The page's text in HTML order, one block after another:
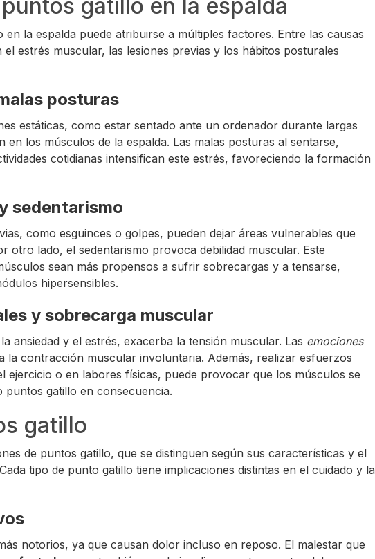
gatillo en la espalda
en la espalda puede atribuirse a múltiples factores. Entre las causas
estrés muscular, las lesiones previas y los hábitos posturales
posturas
estáticas, como estar sentado ante un ordenador durante largas
en los músculos de la espalda. Las malas posturas al sentarse,
cotidianas intensifican este estrés, favoreciendo la formación
sedentarismo
como esguinces o golpes, pueden dejar áreas vulnerables que
otro lado, el sedentarismo provoca debilidad muscular. Este
sean más propensos a sufrir sobrecargas y a tensarse,
hipersensibles.
y sobrecarga muscular
ansiedad y el estrés, exacerba la tensión muscular. Las emociones
la contracción muscular involuntaria. Además, realizar esfuerzos
ejercicio o en labores físicas, puede provocar que los músculos se
gatillo en consecuencia.
gatillo
de puntos gatillo, que se distinguen según sus características y el
tipo de punto gatillo tiene implicaciones distintas en el cuidado y la
notorios, ya que causan dolor incluso en reposo. El malestar que